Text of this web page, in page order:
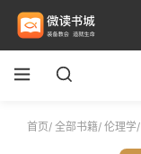
首页/ 全部书籍/ 伦理学/